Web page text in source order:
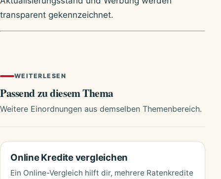
transparent gekennzeichnet.
WEITERLESEN
Passend zu diesem Thema
Weitere Einordnungen aus demselben Themenbereich.
Online Kredite vergleichen
Ein Online-Vergleich hilft dir, mehrere Ratenkredite